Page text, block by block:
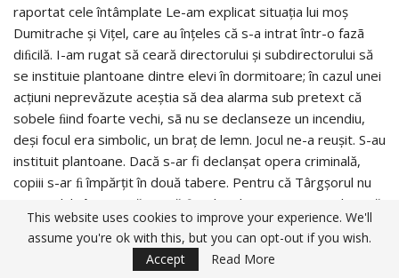
raportat cele întâmplate Le-am explicat situaţia lui moş
Dumitrache şi Viţel, care au înţeles că s-a intrat într-o fazã
diﬁcilă. I-am rugat să ceară directorului şi subdirectorului să
se instituie plantoane dintre elevi în dormitoare; în cazul unei
acţiuni neprevăzute aceştia să dea alarma sub pretext că
sobele ﬁind foarte vechi, sã nu se declanseze un incendiu,
deşi focul era simbolic, un braţ de lemn. Jocul ne-a reuşit. S-au
instituit plantoane. Dacă s-ar fi declanşat opera criminală,
copiii s-ar ﬁ împărţit în două tabere. Pentru că Târgşorul nu
avea celule în care să poată ﬁ izolaţi deţinuţii, puteau chiar să
se ucidă.
Subdirectorul m-a chemat chiar în după amiaza aceleiaşi zile.
This website uses cookies to improve your experience. We'll
assume you're ok with this, but you can opt-out if you wish.
Accept
Read More